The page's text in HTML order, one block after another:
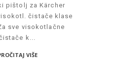
pištolj za Kärcher
čistače klase
sve visokotlačne
k...
VIŠE